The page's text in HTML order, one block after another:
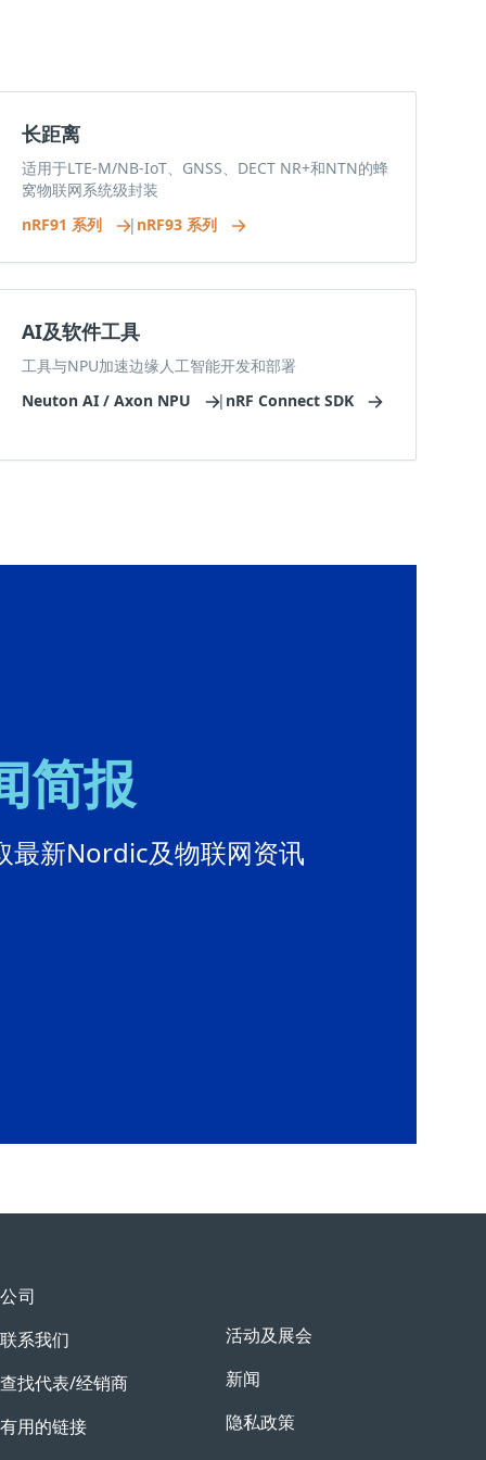
长距离
适用于LTE-M/NB-IoT、GNSS、DECT NR+和NTN的蜂
窝物联网系统级封装
nRF91 系列
| nRF93 系列
AI及软件工具
工具与NPU加速边缘人工智能开发和部署
Neuton AI / Axon NPU
| nRF Connect SDK
简报
最新Nordic及物联网资讯
公司
联系我们
查找代表/经销商
有用的链接
活动及展会
新闻
隐私政策